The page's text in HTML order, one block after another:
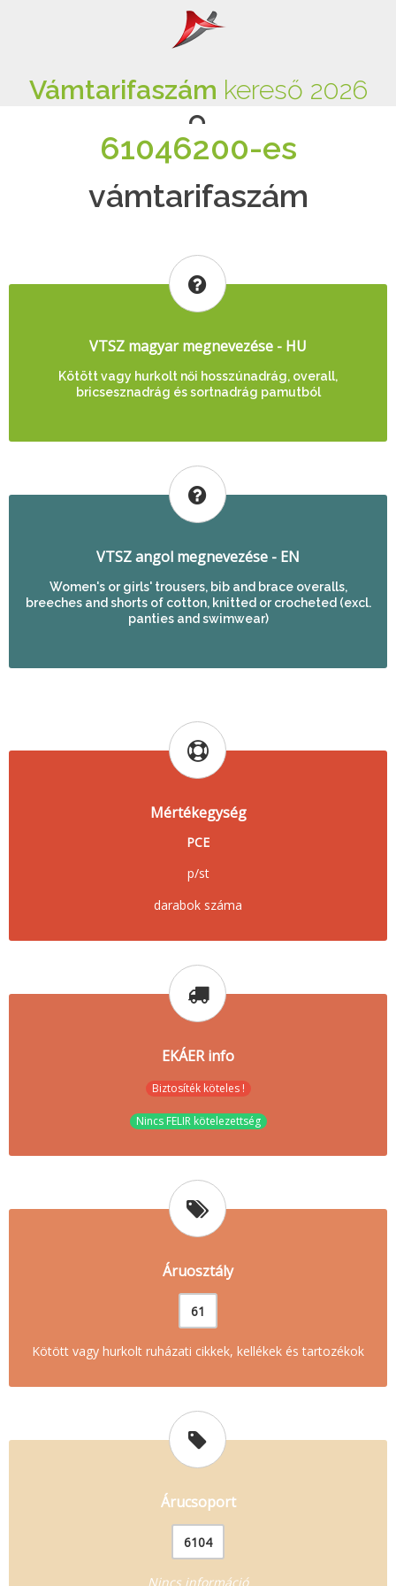
Vámtarifaszám kereső 2026
61046200-es
vámtarifaszám
VTSZ magyar megnevezése - HU
Kötött vagy hurkolt női hosszúnadrág, overall,
bricsesznadrág és sortnadrág pamutból
VTSZ angol megnevezése - EN
Women's or girls' trousers, bib and brace overalls,
breeches and shorts of cotton, knitted or crocheted (excl.
panties and swimwear)
Mértékegység
PCE
p/st
darabok száma
EKÁER info
Biztosíték köteles !
Nincs FELIR kötelezettség
Áruosztály
61
Kötött vagy hurkolt ruházati cikkek, kellékek és tartozékok
Árucsoport
6104
Nincs információ